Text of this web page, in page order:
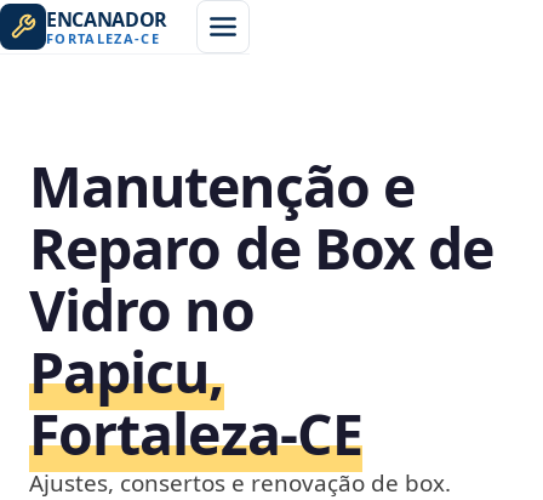
ENCANADOR
FORTALEZA-CE
Manutenção e
Reparo de Box de
Vidro no
Papicu,
Fortaleza‑CE
Ajustes, consertos e renovação de box.